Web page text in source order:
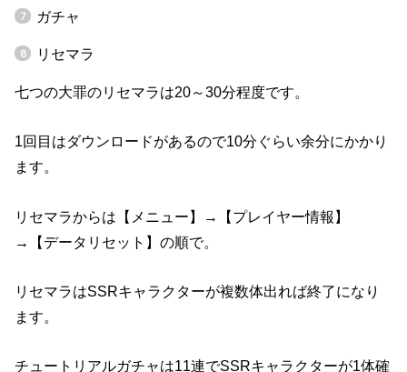
ガチャ
リセマラ
七つの大罪のリセマラは20～30分程度です。
1回目はダウンロードがあるので10分ぐらい余分にかかり
ます。
リセマラからは【メニュー】→【プレイヤー情報】
→【データリセット】の順で。
リセマラはSSRキャラクターが複数体出れば終了になり
ます。
チュートリアルガチャは11連でSSRキャラクターが1体確